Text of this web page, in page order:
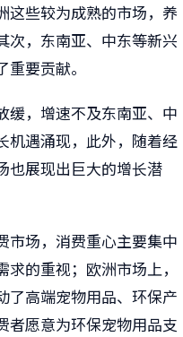
这些较为成熟的市场，养
次，东南亚、中东等新兴
要贡献。
缓，增速不及东南亚、中
机遇涌现，此外，随着经
也展现出巨大的增长潜
市场，消费重心主要集中
的重视；欧洲市场上，
了高端宠物用品、环保产
者愿意为环保宠物用品支